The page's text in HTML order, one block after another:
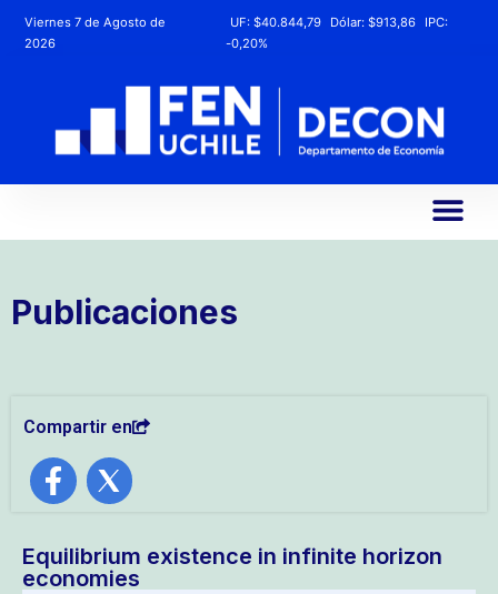
Viernes 7 de Agosto de
2026
UF: $40.844,79 Dólar: $913,86
IPC:
-0,20%
Publicaciones
Compartir en
Equilibrium existence in infinite horizon
economies